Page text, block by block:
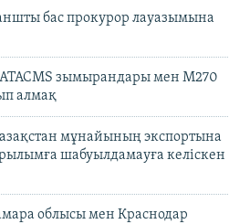
бас прокурор лауазымына
зымырандары мен M270
алмақ
мұнайының экспортына
шабуылдамауға келіскен
облысы мен Краснодар